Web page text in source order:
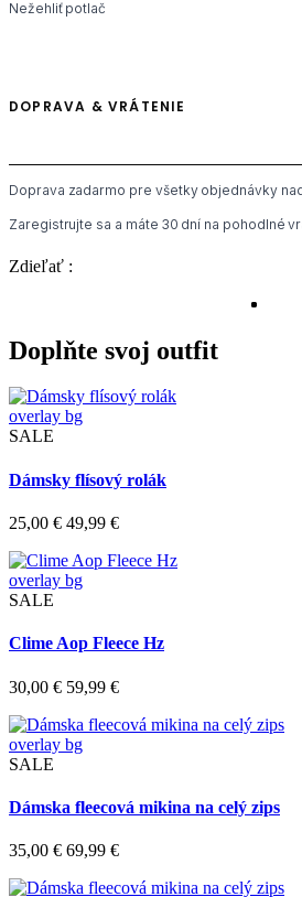
Nežehliť potlač
DOPRAVA & VRÁTENIE
Doprava zadarmo pre všetky objednávky nad
Zaregistrujte sa a máte 30 dní na pohodlné
Zdieľať :
Doplňte svoj outfit
overlay bg
SALE
Dámsky flísový rolák
25,00 € 49,99 €
overlay bg
SALE
Clime Aop Fleece Hz
30,00 € 59,99 €
overlay bg
SALE
Dámska fleecová mikina na celý zips
35,00 € 69,99 €